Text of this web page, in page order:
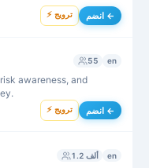
⚡ ترويج انضم ←
55 en
awareness, and
⚡ ترويج انضم ←
1.2 ألف en